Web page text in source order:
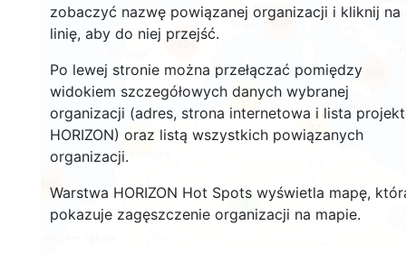
zobaczyć nazwę powiązanej organizacji i kliknij na
linię, aby do niej przejść.
Po lewej stronie można przełączać pomiędzy
widokiem szczegółowych danych wybranej
organizacji (adres, strona internetowa i lista
HORIZON) oraz listą wszystkich powiązanych
organizacji.
Warstwa HORIZON Hot Spots wyświetla mapę,
pokazuje zagęszczenie organizacji na mapie.
160
7
11
54
609
7594